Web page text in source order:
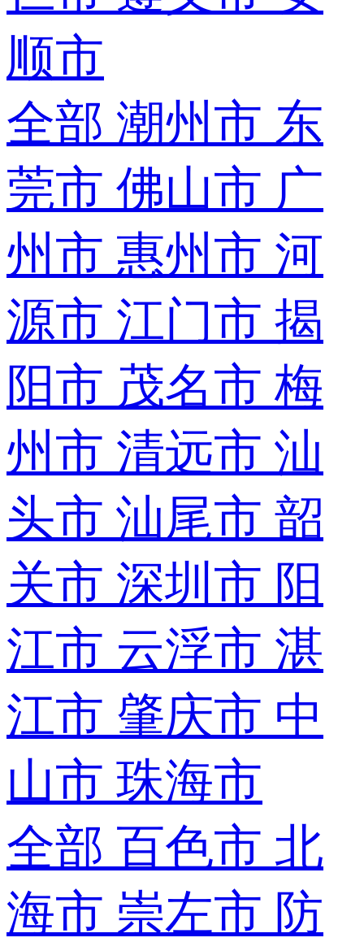
顺市
全部 潮州市 东
莞市 佛山市 广
州市 惠州市 河
源市 江门市 揭
阳市 茂名市 梅
州市 清远市 汕
头市 汕尾市 韶
关市 深圳市 阳
江市 云浮市 湛
江市 肇庆市 中
山市 珠海市
全部 百色市 北
海市 崇左市 防